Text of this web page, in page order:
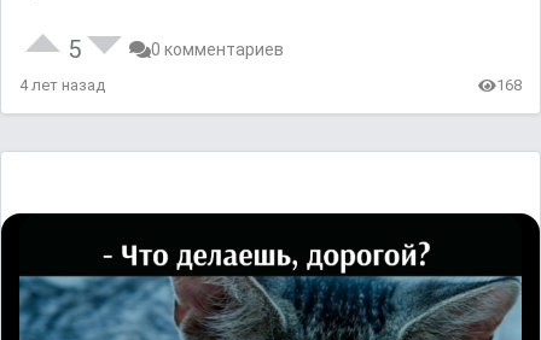
5 0 комментариев
4 лет назад 168